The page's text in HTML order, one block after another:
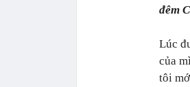
đêm
Lúc
của
tôi